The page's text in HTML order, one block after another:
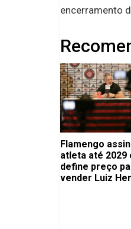
encerramento
Flamengo
atleta até 2029
define preço
vender Luiz